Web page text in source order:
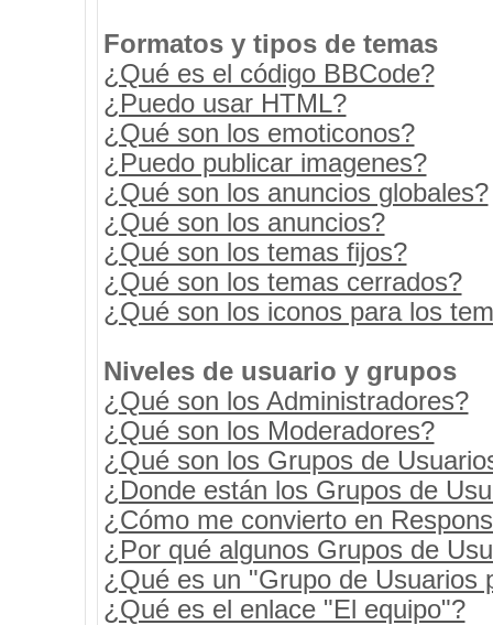
Formatos y tipos de temas
¿Qué es el código BBCode?
¿Puedo usar HTML?
¿Qué son los emoticonos?
¿Puedo publicar imagenes?
¿Qué son los anuncios globales?
¿Qué son los anuncios?
¿Qué son los temas fijos?
¿Qué son los temas cerrados?
¿Qué son los iconos para los
Niveles de usuario y grupos
¿Qué son los Administradores?
¿Qué son los Moderadores?
¿Qué son los Grupos de
¿Donde están los Grupos de
¿Cómo me convierto en
¿Por qué algunos Grupos de
¿Qué es un "Grupo de Usuarios
¿Qué es el enlace "El equipo"?